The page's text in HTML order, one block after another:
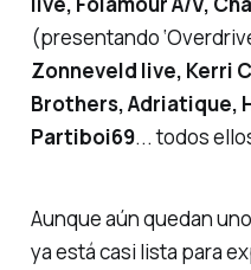
(presentando
Zonneveld live, Kerri
Brothers, Adriatique,
Partiboi69... todos
Aunque aún quedan
ya está casi lista para